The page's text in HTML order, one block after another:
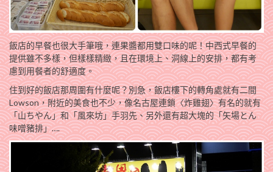
飯店的早餐也很大手筆哦，連果醬都用雙口味的呢！中西式早餐的
提供雖不多樣，但樣樣精緻，且在環境上、洞線上的安排，都有考
慮到用餐者的舒適度。
住到好的飯店那周圍有什麼呢？別急，飯店樓下的轉角處就有二間
Lowson，附近的美食也不少，像名古屋連鎖〈炸雞翅〉有名的就有
「山ちやん」和「風來坊」手羽先、另外還有超大塊的「矢場とん
味噌豬排」….